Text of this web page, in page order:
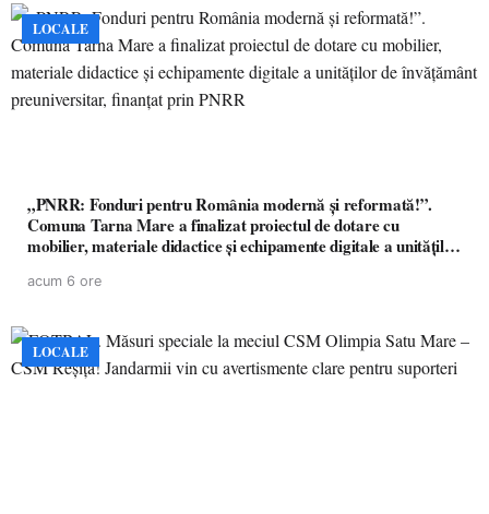
LOCALE
„PNRR: Fonduri pentru România modernă și reformată!”.
Comuna Tarna Mare a finalizat proiectul de dotare cu
mobilier, materiale didactice și echipamente digitale a unităților
acum 6 ore
LOCALE